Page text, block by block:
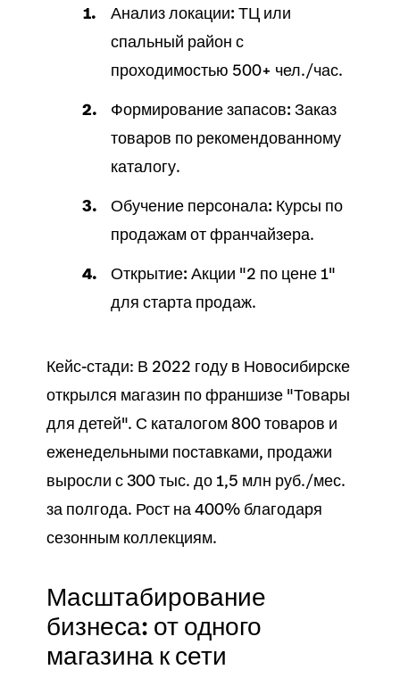
Анализ локации: ТЦ или
спальный район с
проходимостью 500+ чел./час.
Формирование запасов: Заказ
товаров по рекомендованному
каталогу.
Обучение персонала: Курсы по
продажамот франчайзера.
Открытие: Акции "2 по цене 1"
для старта продаж.
Кейс-стади: В 2022 году в Новосибирске
открылся магазин по франшизе "Товары
для детей". С каталогом800 товаров и
еженедельными поставками, продажи
выросли с 300 тыс. до 1,5 млн руб./мес.
за полгода. Рост на 400% благодаря
сезонным коллекциям.
Масштабирование
бизнеса: от одного
магазина к сети